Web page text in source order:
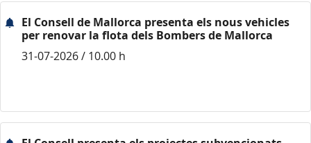
El Consell de Mallorca presenta els nous vehicles
per renovar la flota dels Bombers de Mallorca
31-07-2026 / 10.00 h